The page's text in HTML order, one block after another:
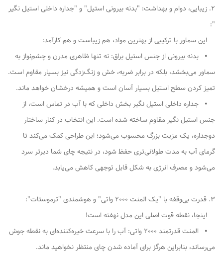
2. زیبایی، دوام و بهداشت: "بدنه بیرونی استیل" و "جداره داخلی استیل نگیر
":
این سماور با ترکیبی از بهترین مواد، هم زیباست و هم کارآمد:
⦁ بدنه بیرونی از جنس استیل براق: نه تنها ظاهری مدرن و چشم‌نواز به
سماور می‌بخشد، بلکه در برابر ضربه، خش و زنگ‌زدگی نیز بسیار مقاوم است.
تمیز کردن سطح استیل بسیار آسان است و همیشه درخشان خواهد ماند.
⦁ جداره داخلی استیل نگیر بخش داخلی که با آب در تماس است، از
جنس استیل نگیر مقاوم ساخته شده است. این انتخاب در کنار ساختار
دوجداره، یک مزیت بزرگ محسوب می‌شود؛ این طراحی کمک می‌کند تا
گرمای آب به مدت طولانی‌تری حفظ شود، در نتیجه چای شما دیرتر سرد
می‌شود و مصرف انرژی به شکل قابل توجهی کاهش می‌یابد.
3. قدرت بی‌وقفه با "یک المنت 2000 واتی" و هوشمندی "ترموستات":
اینجا، نقطه قوت اصلی این مدل نهفته است!
⦁ المنت قدرتمند 2000 واتی: آب را با سرعت خیره‌کننده‌ای به نقطه جوش
می‌رساند، بنابراین هرگز برای آماده شدن چای منتظر نخواهید ماند.